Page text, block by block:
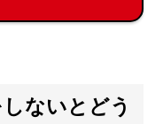
ないとどう